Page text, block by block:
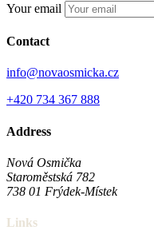
Your email
Contact
info@novaosmicka.cz
+420 734 367 888
Address
Nová Osmička
Staroměstská 782
738 01 Frýdek-Místek
Links